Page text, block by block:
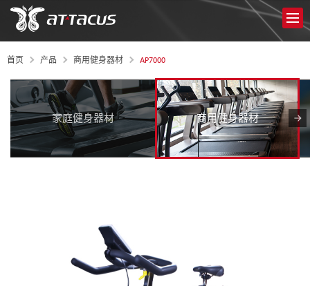
首页 产品 商用健身器材 AP7000
家庭健身器材 商用健身器材